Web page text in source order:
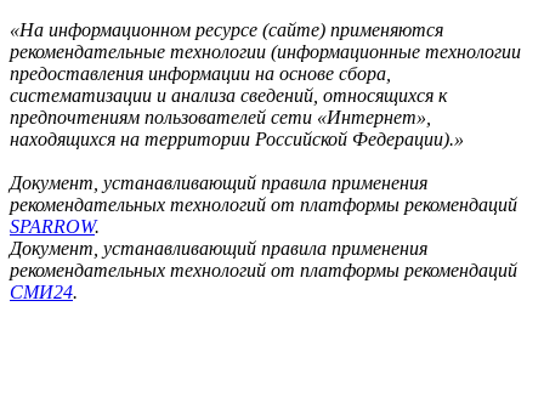
«На информационном ресурсе (сайте) применяются
рекомендательные технологии (информационные технологии
предоставления информации на основе сбора,
систематизации и анализа сведений, относящихся к
предпочтениям пользователей сети «Интернет»,
находящихся на территории Российской Федерации).»
Документ, устанавливающий правила применения
рекомендательных технологий от платформы рекомендаций
SPARROW.
Документ, устанавливающий правила применения
рекомендательных технологий от платформы рекомендаций
СМИ24.